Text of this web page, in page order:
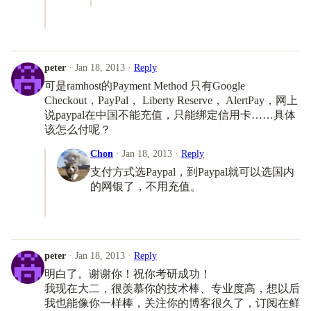
peter · Jan 18, 2013 · Reply
可是ramhost的Payment Method 只有Google
Checkout，PayPal， Liberty Reserve， AlertPay，网上
说paypal在中国不能充值，只能绑定信用卡……具体
该怎么付呢？
Chon · Jan 18, 2013 · Reply
支付方式选Paypal，到Paypal就可以选国内
的网银了，不用充值。
peter · Jan 18, 2013 · Reply
明白了。谢谢你！祝你考研成功！
我现在大二，很羡慕你的技术棒、专业度高，想以后
我也能像你一样棒，关注你的博客很久了，订阅在鲜